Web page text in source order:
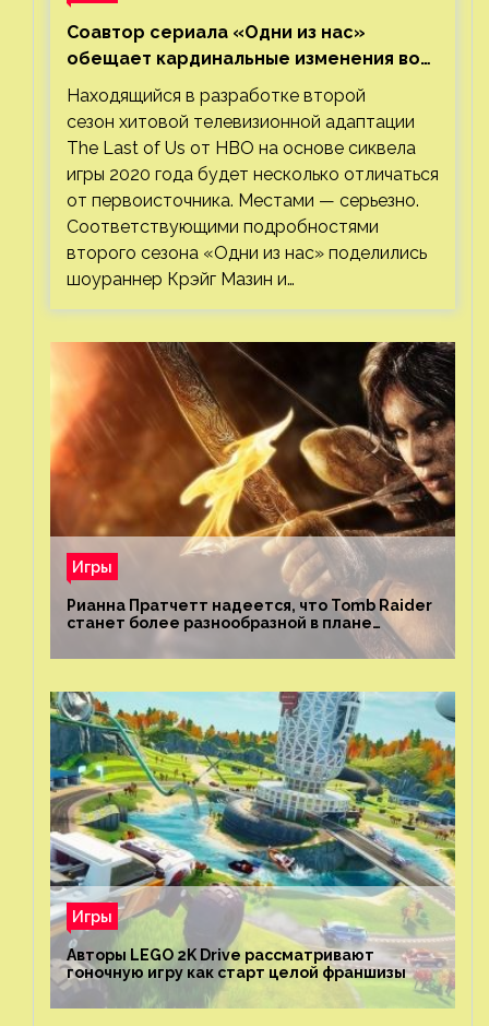
Соавтор сериала «Одни из нас»
обещает кардинальные изменения во
втором сезоне
Находящийся в разработке второй
сезон хитовой телевизионной адаптации
The Last of Us от HBO на основе сиквела
игры 2020 года будет несколько отличаться
от первоисточника. Местами — серьезно.
Соответствующими подробностями
второго сезона «Одни из нас» поделились
шоураннер Крэйг Мазин и…
Игры
Рианна Пратчетт надеется, что Tomb Raider
станет более разнообразной в плане
репрезентации
Игры
Авторы LEGO 2K Drive рассматривают
гоночную игру как старт целой франшизы